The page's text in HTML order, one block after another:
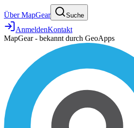
Über MapGear Suche
AnmeldenKontakt
MapGear - bekannt durch GeoApps